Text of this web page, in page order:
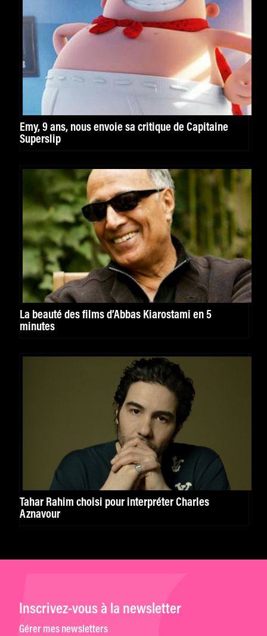
Emy, 9 ans, nous envoie sa critique de Capitaine
Superslip
La beauté des films d’Abbas Kiarostami en 5
minutes
Tahar Rahim choisi pour interpréter Charles
Aznavour
Inscrivez-vous à la newsletter
Gérer mes newsletters